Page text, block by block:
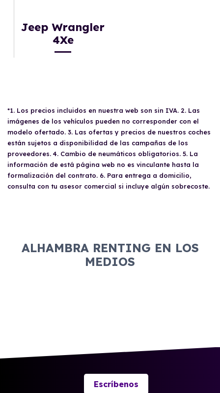
Jeep Wrangler
4Xe
*1. Los precios incluidos en nuestra web son sin IVA. 2. Las
imágenes de los vehículos pueden no corresponder con el
modelo ofertado. 3. Las ofertas y precios de nuestros coches
están sujetos a disponibilidad de las campañas de los
proveedores. 4. Cambio de neumáticos obligatorios. 5. La
información de está página web no es vinculante hasta la
formalización del contrato. 6. Para entrega a domicilio,
consulta con tu asesor comercial si incluye algún sobrecoste.
ALHAMBRA RENTING EN LOS
MEDIOS
Escríbenos